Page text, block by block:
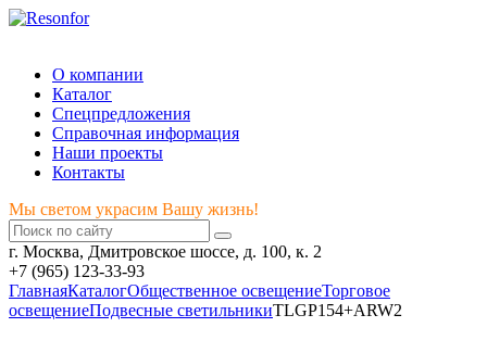
О компании
Каталог
Спецпредложения
Справочная информация
Наши проекты
Контакты
Мы светом украсим Вашу жизнь!
г. Москва, Дмитровское шоссе, д. 100, к. 2
+7 (965) 123-33-93
ГлавнаяКаталогОбщественное освещениеТорговое
освещениеПодвесные светильникиTLGP154+ARW2